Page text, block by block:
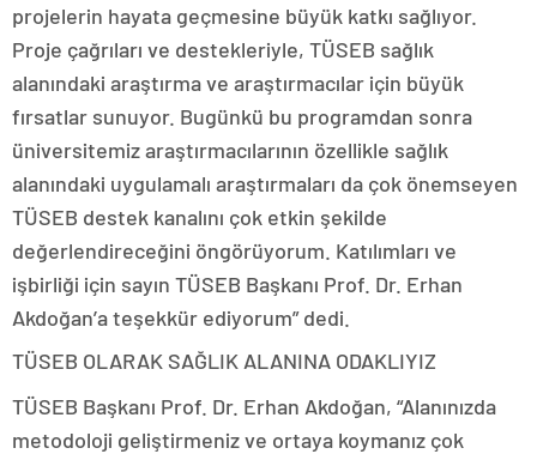
projelerin hayata geçmesine büyük katkı sağlıyor.
Proje çağrıları ve destekleriyle, TÜSEB sağlık
alanındaki araştırma ve araştırmacılar için büyük
fırsatlar sunuyor. Bugünkü bu programdan sonra
üniversitemiz araştırmacılarının özellikle sağlık
alanındaki uygulamalı araştırmaları da çok önemseyen
TÜSEB destek kanalını çok etkin şekilde
değerlendireceğini öngörüyorum. Katılımları ve
işbirliği için sayın TÜSEB Başkanı Prof. Dr. Erhan
Akdoğan’a teşekkür ediyorum” dedi.
TÜSEB OLARAK SAĞLIK ALANINA ODAKLIYIZ
TÜSEB Başkanı Prof. Dr. Erhan Akdoğan, “Alanınızda
metodoloji geliştirmeniz ve ortaya koymanız çok